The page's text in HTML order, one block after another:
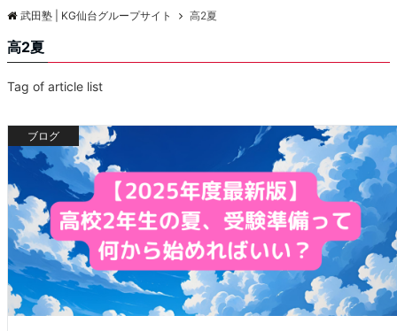
武田塾 | KG仙台グループサイト 高2夏
高2夏
Tag of article list
ブログ